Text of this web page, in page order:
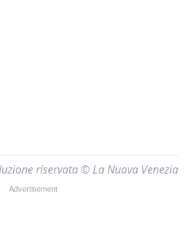
riservata © La Nuova Venezia